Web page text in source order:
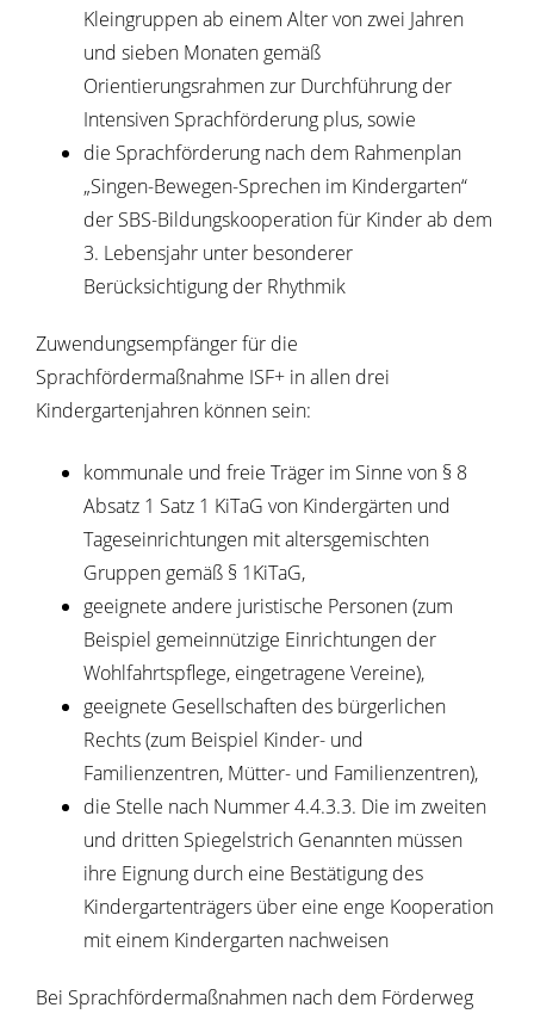
Kleingruppen ab einem Alter von zwei Jahren
und sieben Monaten gemäß
Orientierungsrahmen zur Durchführung der
Intensiven Sprachförderung plus, sowie
die Sprachförderung nach dem Rahmenplan
„Singen-Bewegen-Sprechen im Kindergarten“
der SBS-Bildungskooperation für Kinder ab dem
3. Lebensjahr unter besonderer
Berücksichtigung der Rhythmik
Zuwendungsempfänger für die
Sprachfördermaßnahme ISF+ in allen drei
Kindergartenjahren können sein:
kommunale und freie Träger im Sinne von § 8
Absatz 1 Satz 1 KiTaG von Kindergärten und
Tageseinrichtungen mit altersgemischten
Gruppen gemäß § 1KiTaG,
geeignete andere juristische Personen (zum
Beispiel gemeinnützige Einrichtungen der
Wohlfahrtspflege, eingetragene Vereine),
geeignete Gesellschaften des bürgerlichen
Rechts (zum Beispiel Kinder- und
Familienzentren, Mütter- und Familienzentren),
die Stelle nach Nummer 4.4.3.3. Die im zweiten
und dritten Spiegelstrich Genannten müssen
ihre Eignung durch eine Bestätigung des
Kindergartenträgers über eine enge Kooperation
mit einem Kindergarten nachweisen
Bei Sprachfördermaßnahmen nach dem Förderweg